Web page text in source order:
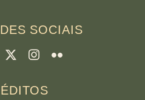
SOCIAIS